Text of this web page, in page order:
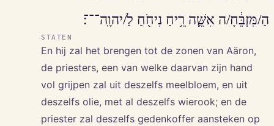
הַ/מִּזְבֵּ֔חָ/ה אִשֵּׁ֛ה רֵ֥יחַ נִיחֹ֖חַ לַ/יהוָֽה־־־׃
STATEN
En hij zal het brengen tot de zonen van Aäron,
de priesters, een van welke daarvan zijn hand
vol grijpen zal uit deszelfs meelbloem, en uit
deszelfs olie, met al deszelfs wierook; en de
priester zal deszelfs gedenkoffer aansteken op